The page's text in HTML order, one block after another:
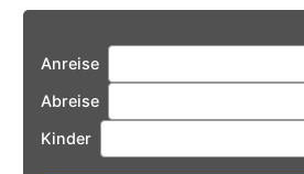
Anreise
Abreise
Kinder